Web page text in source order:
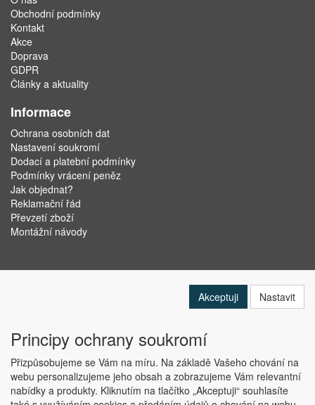
Obchodní podmínky
Kontakt
Akce
Doprava
GDPR
Články a aktuality
Informace
Ochrana osobních dat
Nastavení soukromí
Dodací a platební podmínky
Podmínky vrácení peněz
Jak objednat?
Reklamační řád
Převzetí zboží
Montážní návody
Copyright © ABRA Software a.s. 2019
Akceptuji Nastavit
Principy ochrany soukromí
Přizpůsobujeme se Vám na míru. Na základě Vašeho chování na
webu personalizujeme jeho obsah a zobrazujeme Vám relevantní
nabídky a produkty. Kliknutím na tlačítko „Akceptuji“ souhlasíte